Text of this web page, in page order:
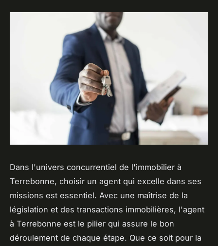
Dans l'univers concurrentiel de l'immobilier à
Terrebonne, choisir un agent qui excelle dans ses
missions est essentiel. Avec une maîtrise de la
législation et des transactions immobilières, l'agent
à Terrebonne est le pilier qui assure le bon
déroulement de chaque étape. Que ce soit pour la